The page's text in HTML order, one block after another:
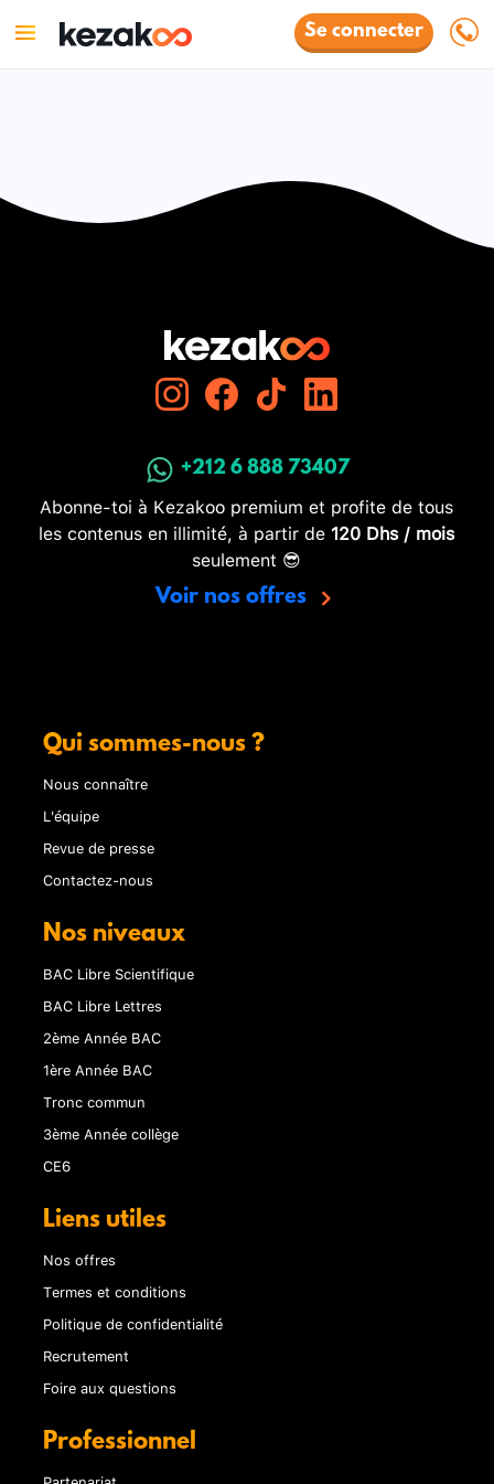
Se connecter
+212 6 888 73407
Abonne-toi à Kezakoo premium et profite de tous
les contenus en illimité, à partir de 120 Dhs / mois
seulement 😎
Voir nos offres
Qui sommes-nous ?
Nous connaître
L'équipe
Revue de presse
Contactez-nous
Nos niveaux
BAC Libre Scientifique
BAC Libre Lettres
2ème Année BAC
1ère Année BAC
Tronc commun
3ème Année collège
CE6
Liens utiles
Nos offres
Termes et conditions
Politique de confidentialité
Recrutement
Foire aux questions
Professionnel